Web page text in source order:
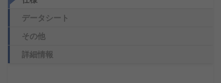
データシート
その他
詳細情報